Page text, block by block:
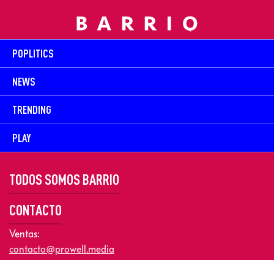
POPLITICS
NEWS
TRENDING
PLAY
TODOS SOMOS BARRIO
CONTACTO
Ventas:
contacto@prowell.media